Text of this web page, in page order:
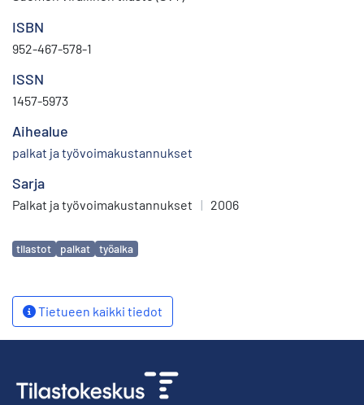
ISBN
952-467-578-1
ISSN
1457-5973
Aihealue
palkat ja työvoimakustannukset
Sarja
Palkat ja työvoimakustannukset | 2006
Avainsanat
tilastot palkat työaika
Tietueen kaikki tiedot